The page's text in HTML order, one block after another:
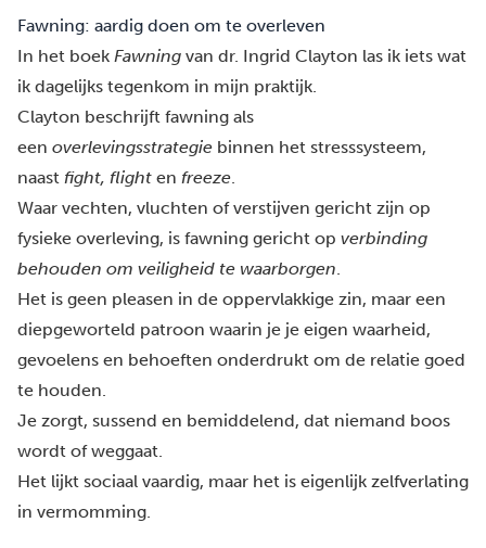
Fawning: aardig doen om te overleven
In het boek Fawning van dr. Ingrid Clayton las ik iets wat
ik dagelijks tegenkom in mijn praktijk.
Clayton beschrijft fawning als
een overlevingsstrategie binnen het stresssysteem,
naast fight, flight en freeze.
Waar vechten, vluchten of verstijven gericht zijn op
fysieke overleving, is fawning gericht op verbinding
behouden om veiligheid te waarborgen.
Het is geen pleasen in de oppervlakkige zin, maar een
diepgeworteld patroon waarin je je eigen waarheid,
gevoelens en behoeften onderdrukt om de relatie goed
te houden.
Je zorgt, sussend en bemiddelend, dat niemand boos
wordt of weggaat.
Het lijkt sociaal vaardig, maar het is eigenlijk zelfverlating
in vermomming.